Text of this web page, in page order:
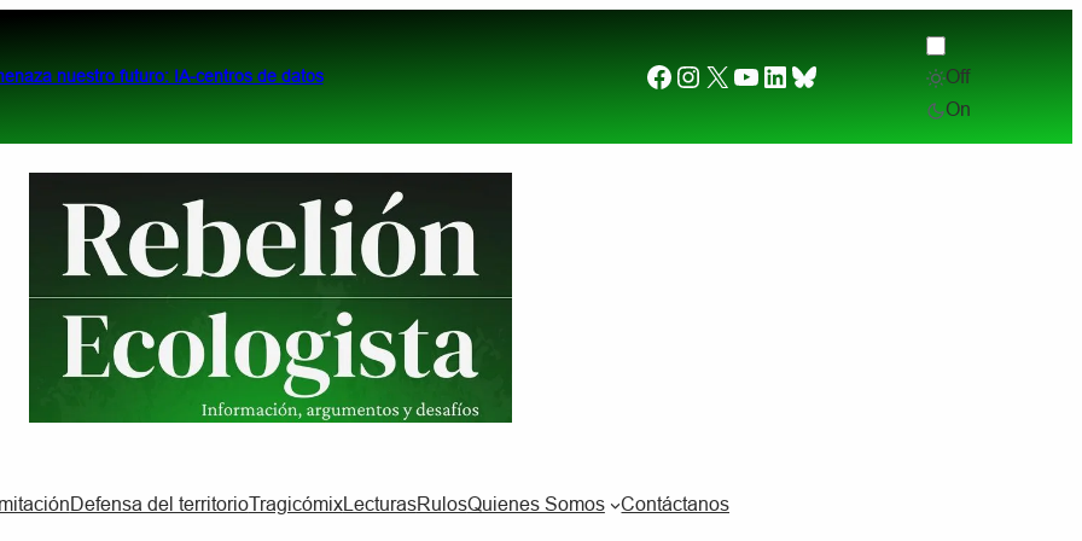
nuestro futuro: IA-centros de datos Desde el otro lado del charco. (2) ¿Por qué
Facebook
Instagram
X YouTube
LinkedIn
Bluesky
Off
On
Defensa del territorioTragicómixLecturasRulosQuienes Somos Contáctanos